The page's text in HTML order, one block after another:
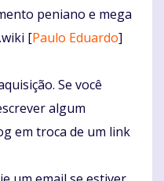
peniano e mega
[Paulo Eduardo]
Se você
algum
em troca de um link